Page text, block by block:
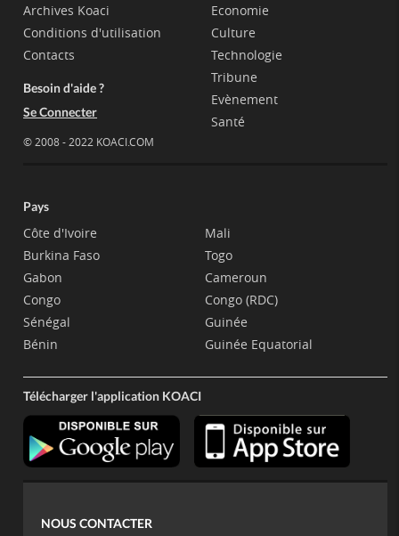
Archives Koaci
Conditions d'utilisation
Contacts
Besoin d'aide ?
Se Connecter
© 2008 - 2022 KOACI.COM
Economie
Culture
Technologie
Tribune
Evènement
Santé
Pays
Côte d'Ivoire
Burkina Faso
Gabon
Congo
Sénégal
Bénin
Mali
Togo
Cameroun
Congo (RDC)
Guinée
Guinée Equatorial
Télécharger l'application KOACI
NOUS CONTACTER